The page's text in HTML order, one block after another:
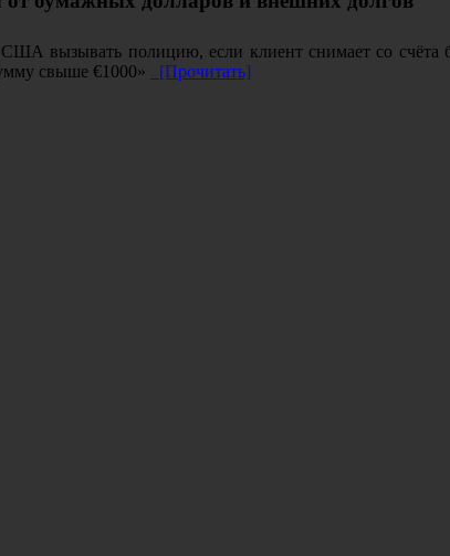
вызывать полицию, если клиент снимает со счёта
свыше €1000»
[Прочитать]